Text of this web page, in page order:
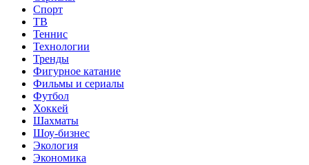
Спорт
ТВ
Теннис
Технологии
Тренды
Фигурное катание
Фильмы и сериалы
Футбол
Хоккей
Шахматы
Шоу-бизнес
Экология
Экономика